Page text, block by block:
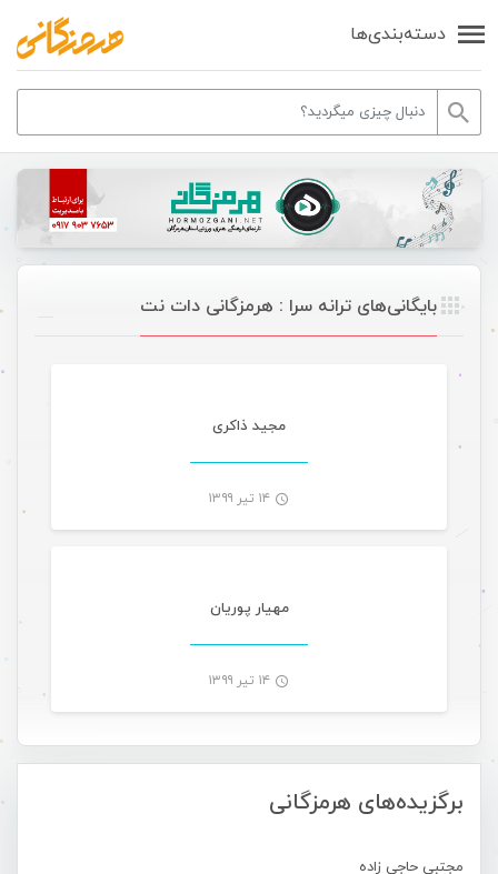
دسته‌بندی‌ها
برگزیده‌های هرمزگانی
مجتبی حاجی زاده
بایگانی‌های ترانه سرا : هرمزگانی دات نت
مجید ذاکری
۱۴ تیر ۱۳۹۹
مهیار پوریان
۱۴ تیر ۱۳۹۹